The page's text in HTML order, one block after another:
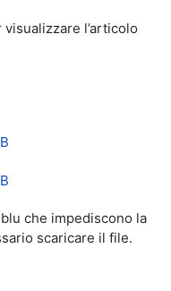
l’articolo
che impediscono la
scaricare il file.